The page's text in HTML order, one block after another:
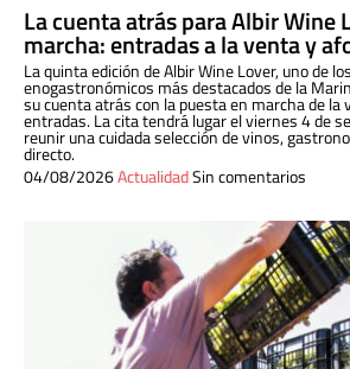
La cuenta atrás para Albir Wine
marcha: entradas a la venta y
La quinta edición de Albir Wine Lover, uno de
enogastronómicos más destacados de la
su cuenta atrás con la puesta en marcha de la
entradas. La cita tendrá lugar el viernes 4 de
reunir una cuidada selección de vinos,
directo.
04/08/2026ActualidadSin comentarios